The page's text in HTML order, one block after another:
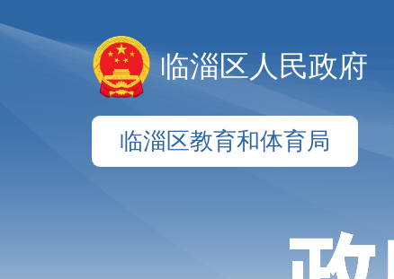
临淄区人民政府
临淄区教育和体育局